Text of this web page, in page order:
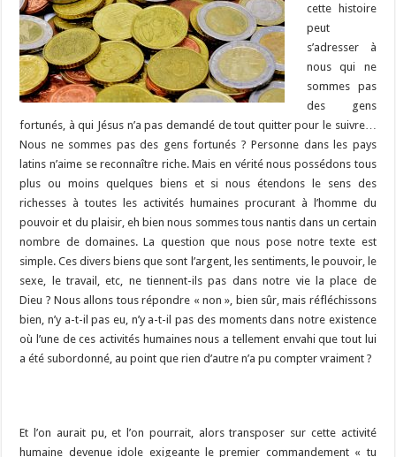
cette histoire
peut
s’adresser à
nous qui ne
sommes pas
des gens
fortunés, à qui Jésus n’a pas demandé de tout quitter pour le suivre…
Nous ne sommes pas des gens fortunés ? Personne dans les pays
latins n’aime se reconnaître riche. Mais en vérité nous possédons tous
plus ou moins quelques biens et si nous étendons le sens des
richesses à toutes les activités humaines procurant à l’homme du
pouvoir et du plaisir, eh bien nous sommes tous nantis dans un certain
nombre de domaines. La question que nous pose notre texte est
simple. Ces divers biens que sont l’argent, les sentiments, le pouvoir, le
sexe, le travail, etc, ne tiennent-ils pas dans notre vie la place de
Dieu ? Nous allons tous répondre « non », bien sûr, mais réfléchissons
bien, n’y a-t-il pas eu, n’y a-t-il pas des moments dans notre existence
où l’une de ces activités humaines nous a tellement envahi que tout lui
a été subordonné, au point que rien d’autre n’a pu compter vraiment ?
Et l’on aurait pu, et l’on pourrait, alors transposer sur cette activité
humaine devenue idole exigeante le premier commandement « tu